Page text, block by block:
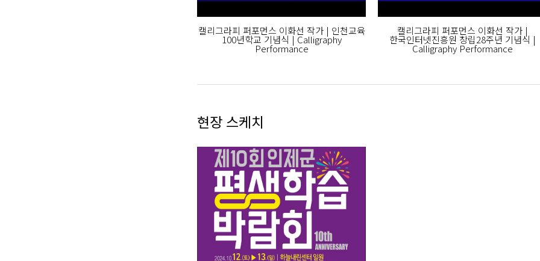
캘리그라피 퍼포먼스 이화선 작가 | 인천교육
100년학교 기념식 | Calligraphy
Performance
캘리그라피 퍼포먼스 이화선 작가 |
한국인터넷진흥원 창립28주년 기념식 |
Calligraphy Performance
현장 스케치